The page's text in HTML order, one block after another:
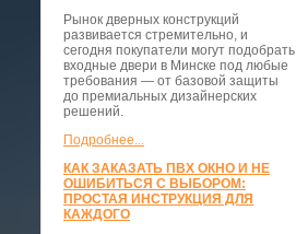
Рынок дверных конструкций
развивается стремительно, и
сегодня покупатели могут подобрать
входные двери в Минске под любые
требования — от базовой защиты
до премиальных дизайнерских
решений.
Подробнее...
КАК ЗАКАЗАТЬ ПВХ ОКНО И НЕ
ОШИБИТЬСЯ С ВЫБОРОМ:
ПРОСТАЯ ИНСТРУКЦИЯ ДЛЯ
КАЖДОГО